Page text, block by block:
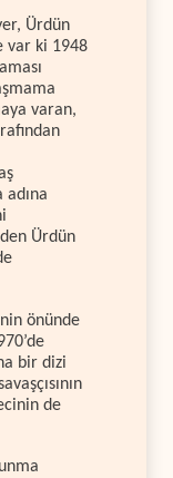
Ürdün
var ki 1948
varan,
Ürdün
önünde
bir dizi
de